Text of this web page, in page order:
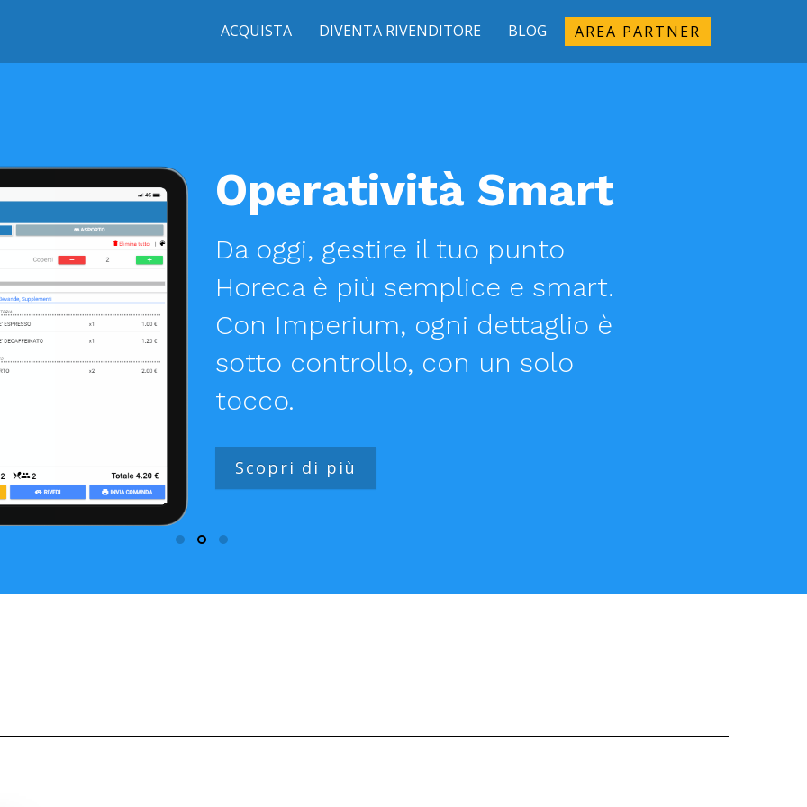
ACQUISTA DIVENTA RIVENDITORE BLOG AREA PARTNER
Operatività Smart
Da oggi, gestire il tuo punto
Horeca è più semplice e smart.
Con Imperium, ogni dettaglio è
sotto controllo, con un solo
tocco.
Scopri di più